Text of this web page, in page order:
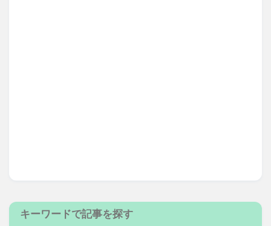
キーワードで記事を探す